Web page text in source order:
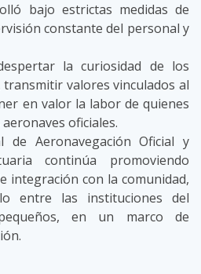
bajo estrictas medidas de
constante del personal y
la curiosidad de los
valores vinculados al
en valor la labor de quienes
oficiales.
de Aeronavegación Oficial y
continúa promoviendo
integración con la comunidad,
entre las instituciones del
en un marco de